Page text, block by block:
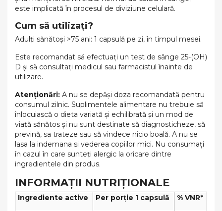
este implicată în procesul de diviziune celulară.
Cum să utilizați?
Adulți sănătoși >75 ani: 1 capsulă pe zi, în timpul mesei.
Este recomandat să efectuați un test de sânge 25-(OH)
D și să consultați medicul sau farmacistul înainte de
utilizare.
Atenționări: A nu se depăși doza recomandată pentru
consumul zilnic. Suplimentele alimentare nu trebuie să
înlocuiască o dieta variată și echilibrată și un mod de
viață sănătos și nu sunt destinate să diagnosticheze, să
prevină, sa trateze sau să vindece nicio boală. A nu se
lasa la indemana si vederea copiilor mici. Nu consumați
în cazul în care sunteți alergic la oricare dintre
ingredientele din produs.
INFORMAȚII NUTRIȚIONALE
Ingrediente active Per porție 1 capsulă % VNR*